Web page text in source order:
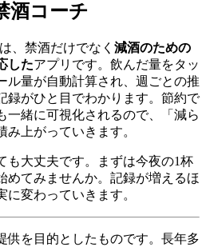
酒コーチ
、禁酒だけでなく 減酒のための
したアプリです。飲んだ量をタッ
ル量が自動計算され、週ごとの推
録がひと目でわかります。節約で
一緒に可視化されるので、「減ら
上がっていきます。
も大丈夫です。まずは今夜の1杯
めてみませんか。記録が増えるほ
変わっていきます。
を目的としたものです。長年多